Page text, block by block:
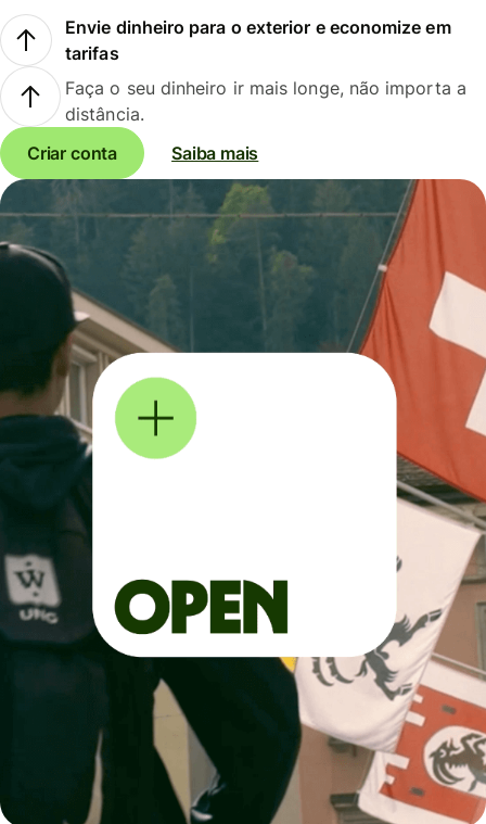
Envie dinheiro para o exterior e economize em
tarifas
Faça o seu dinheiro ir mais longe, não importa a
distância.
Criar conta
Saiba mais